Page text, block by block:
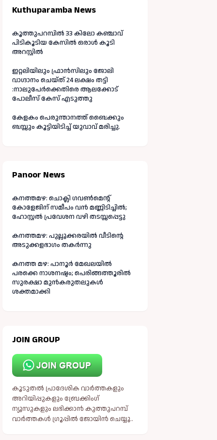
Kuthuparamba News
കൂത്തുപറമ്പിൽ 33 കിലോ കഞ്ചാവ്
പിടികൂടിയ കേസിൽ ഒരാൾ കൂടി
അറസ്റ്റിൽ
ഇറ്റലിയിലും ഫ്രാൻസിലും ജോലി
വാഗ്ദാനം ചെയ്ത് 24 ലക്ഷം തട്ടി
:നാലുപേർക്കെതിരെ ആലക്കോട്
പോലീസ് കേസ് എടുത്തു
കേളകം പെരുന്താനത്ത് ബൈക്കും
ബസ്സും കൂട്ടിയിടിച്ച് യുവാവ് മരിച്ചു.
Panoor News
കനത്തമഴ: ചൊക്ലി ഗവൺമെന്റ്
കോളേജിന് സമീപം വൻ മണ്ണിടിച്ചിൽ;
ഹോസ്റ്റൽ പ്രവേശന വഴി തടസ്സപ്പെട്ടു
കനത്തമഴ: പുല്ലൂക്കരയിൽ വീടിന്റെ
അടുക്കളഭാഗം തകർന്നു
കനത്ത മഴ: പാനൂർ മേഖലയിൽ
പരക്കെ നാശനഷ്ടം; പെരിങ്ങത്തൂരിൽ
സുരക്ഷാ മുൻകരുതലുകൾ
ശക്തമാക്കി
JOIN GROUP
കൂടുതൽ പ്രാദേശിക വാർത്തകളും
അറിയിപ്പുകളും ബ്രേക്കിംഗ്
ന്യൂസുകളും ലഭിക്കാൻ കുത്തുപറമ്പ്
വാർത്തകൾ ഗ്രൂപ്പിൽ ജോയിൻ ചെയ്യൂ..